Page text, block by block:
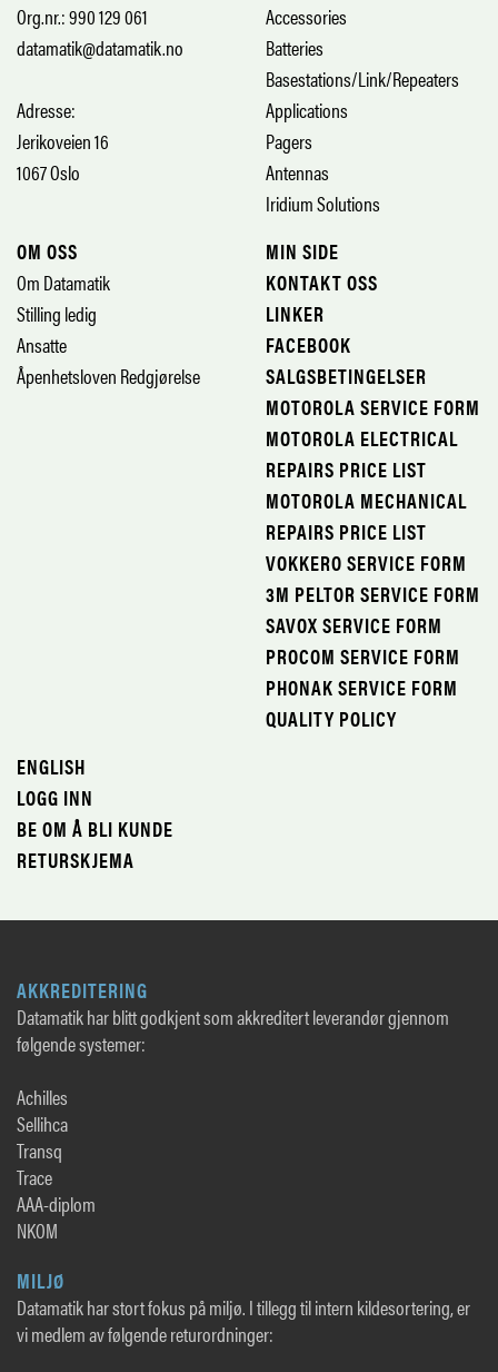
Org.nr.: 990 129 061
datamatik@datamatik.no
Adresse:
Jerikoveien 16
1067 Oslo
Accessories
Batteries
Basestations/Link/Repeaters
Applications
Pagers
Antennas
Iridium Solutions
OM OSS
Om Datamatik
Stilling ledig
Ansatte
Åpenhetsloven Redgjørelse
MIN SIDE
KONTAKT OSS
LINKER
FACEBOOK
SALGSBETINGELSER
MOTOROLA SERVICE FORM
MOTOROLA ELECTRICAL
REPAIRS PRICE LIST
MOTOROLA MECHANICAL
REPAIRS PRICE LIST
VOKKERO SERVICE FORM
3M PELTOR SERVICE FORM
SAVOX SERVICE FORM
PROCOM SERVICE FORM
PHONAK SERVICE FORM
QUALITY POLICY
ENGLISH
LOGG INN
BE OM Å BLI KUNDE
RETURSKJEMA
AKKREDITERING
Datamatik har blitt godkjent som akkreditert leverandør gjennom
følgende systemer:
Achilles
Sellihca
Transq
Trace
AAA-diplom
NKOM
MILJØ
Datamatik har stort fokus på miljø. I tillegg til intern kildesortering, er
vi medlem av følgende returordninger: